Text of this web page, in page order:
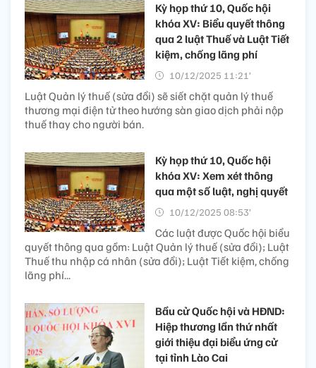
Kỳ họp thứ 10, Quốc hội
khóa XV: Biểu quyết thông
qua 2 luật Thuế và Luật Tiết
kiệm, chống lãng phí
10/12/2025 11:21’
Luật Quản lý thuế (sửa đổi) sẽ siết chặt quản lý thuế
thương mại điện tử theo hướng sàn giao dịch phải nộp
thuế thay cho người bán.
Kỳ họp thứ 10, Quốc hội
khóa XV: Xem xét thông
qua một số luật, nghị quyết
10/12/2025 08:53’
Các luật được Quốc hội biểu
quyết thông qua gồm: Luật Quản lý thuế (sửa đổi); Luật
Thuế thu nhập cá nhân (sửa đổi); Luật Tiết kiệm, chống
lãng phí...
Bầu cử Quốc hội và HĐND:
Hiệp thương lần thứ nhất
giới thiệu đại biểu ứng cử
tại tỉnh Lào Cai